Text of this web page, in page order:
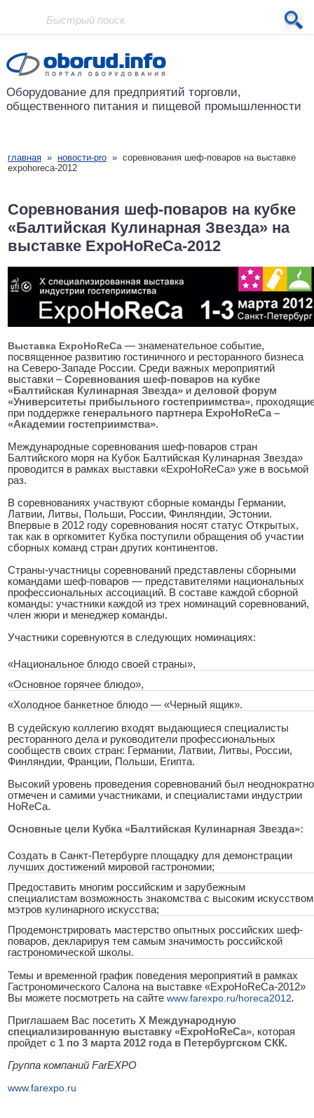
Проект основан в 2001 году
Оборудование для предприятий торговли,
общественного питания и пищевой промышленности
главная » новости-pro » соревнования шеф-поваров на выставке
expohoreca-2012
Соревнования шеф-поваров на кубке
«Балтийская Кулинарная Звезда» на
выставке ExpoHoReCa-2012
Выставка ExpoHoReCa — знаменательное событие,
посвященное развитию гостиничного и ресторанного бизнеса
на Северо-Западе России. Среди важных мероприятий
выставки –Соревнования шеф-поваров на кубке
«Балтийская Кулинарная Звезда» и деловой форум
«Университеты прибыльного гостеприимства»,
при поддержке генерального партнера ExpoHoReCa –
«Академии гостеприимства».
Международные соревнования шеф-поваров стран
Балтийского моря на Кубок Балтийская Кулинарная Звезда»
проводится в рамках выставки «ExpoHoReCa» уже в восьмой
раз.
В соревнованиях участвуют сборные команды Германии,
Латвии, Литвы, Польши, России, Финляндии, Эстонии.
Впервые в 2012 году соревнования носят статус Открытых,
так как в оргкомитет Кубка поступили обращения об участии
сборных команд стран других континентов.
Страны-участницы соревнований представлены сборными
командами шеф-поваров — представителями национальных
профессиональных ассоциаций. В составе каждой сборной
команды: участники каждой из трех номинаций соревнований,
член жюри и менеджер команды.
Участники соревнуются в следующих номинациях:
«Национальное блюдо своей страны»,
«Основное горячее блюдо»,
«Холодное банкетное блюдо — «Черный ящик».
В судейскую коллегию входят выдающиеся специалисты
ресторанного дела и руководители профессиональных
сообществ своих стран: Германии, Латвии, Литвы, России,
Финляндии, Франции, Польши, Египта.
Высокий уровень проведения соревнований был неоднократно
отмечен и самими участниками, и специалистами индустрии
HoReCa.
Основные цели Кубка «Балтийская Кулинарная Звезда»:
Создать в Санкт-Петербурге площадку для демонстрации
лучших достижений мировой гастрономии;
Предоставить многим российским и зарубежным
специалистам возможность знакомства с высоким искусством
мэтров кулинарного искусства;
Продемонстрировать мастерство опытных российских шеф-
поваров, декларируя тем самым значимость российской
гастрономической школы.
Темы и временной график поведения мероприятий в рамках
Гастрономического Салона на выставке «ExpoHoReCa-2012»
Вы можете посмотреть на сайте www.farexpo.ru/horeca2012.
Приглашаем Вас посетить X Международную
специализированную выставку «ExpoHoReCa», которая
пройдет с 1 по 3 марта 2012 года в Петербургском СКК.
Группа компаний FarEXPO
www.farexpo.ru